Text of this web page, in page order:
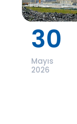
30
Mayıs
2026